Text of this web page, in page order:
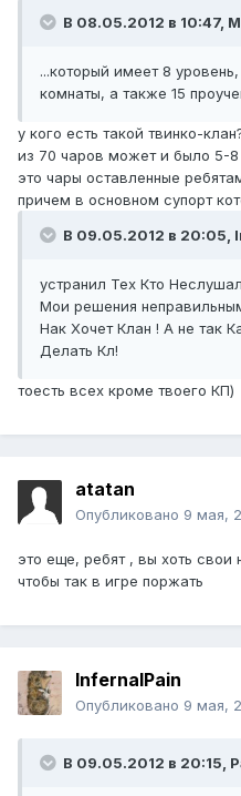
В 08.05.2012 в 10:47,
...который имеет 8
комнаты, а также 15
у кого есть такой твинко-
из 70 чаров может и было 5-8
это чары оставленные
причем в основном супорт
В 09.05.2012 в 20:05,
устранил Тех Кто
Мои решения
Нак Хочет Клан ! А не так
Делать Кл!
тоесть всех кроме твоего КП)
atatan
Опубликовано 9 мая,
это еще, ребят , вы хоть свои
чтобы так в игре поржать
InfernalPain
Опубликовано 9 мая,
В 09.05.2012 в 20:15,